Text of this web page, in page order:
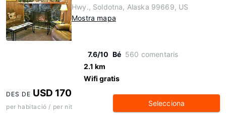
Hwy., Soldotna, Alaska 99669, US
Mostra mapa
7.6/10 Bé 560 comentaris
2.1 km
Wifi gratis
DES DE USD 170
per habitació / per nit Selecciona